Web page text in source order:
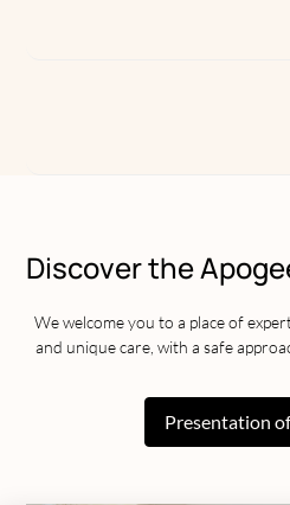
Discover the
We welcome you to a place of
and unique care, with a safe
Presentation